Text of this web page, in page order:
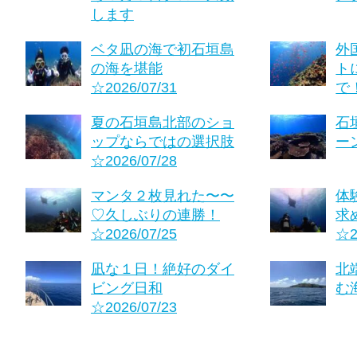
します
ベタ凪の海で初石垣島
の海を堪能
☆2026/07/31
外
ト
で
夏の石垣島北部のショ
ップならではの選択肢
☆2026/07/28
石
ー
マンタ２枚見れた〜〜
♡久しぶりの連勝！
☆2026/07/25
体
求
凪な１日！絶好のダイ
ビング日和
☆2026/07/23
北
む